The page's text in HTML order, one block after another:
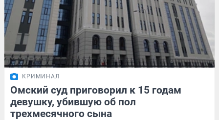
КРИМИНАЛ
Омский суд приговорил к 15 годам
девушку, убившую об пол
трехмесячного сына